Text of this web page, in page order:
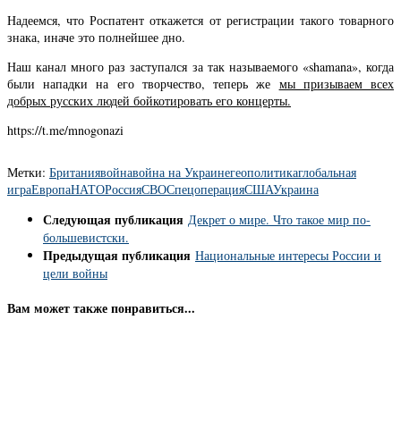
Надеемся, что Роспатент откажется от регистрации такого товарного
знака, иначе это полнейшее дно.
Наш канал много раз заступался за так называемого «shamana», когда
были нападки на его творчество, теперь же мы призываем всех
добрых русских людей бойкотировать его концерты.
https://t.me/mnogonazi
Метки: Британиявойнавойна на Украинегеополитикаглобальная
играЕвропаНАТОРоссияСВОСпецоперацияСШАУкраина
Следующая публикация Декрет о мире. Что такое мир по-
большевистски.
Предыдущая публикация Национальные интересы России и
цели войны
Вам может также понравиться...